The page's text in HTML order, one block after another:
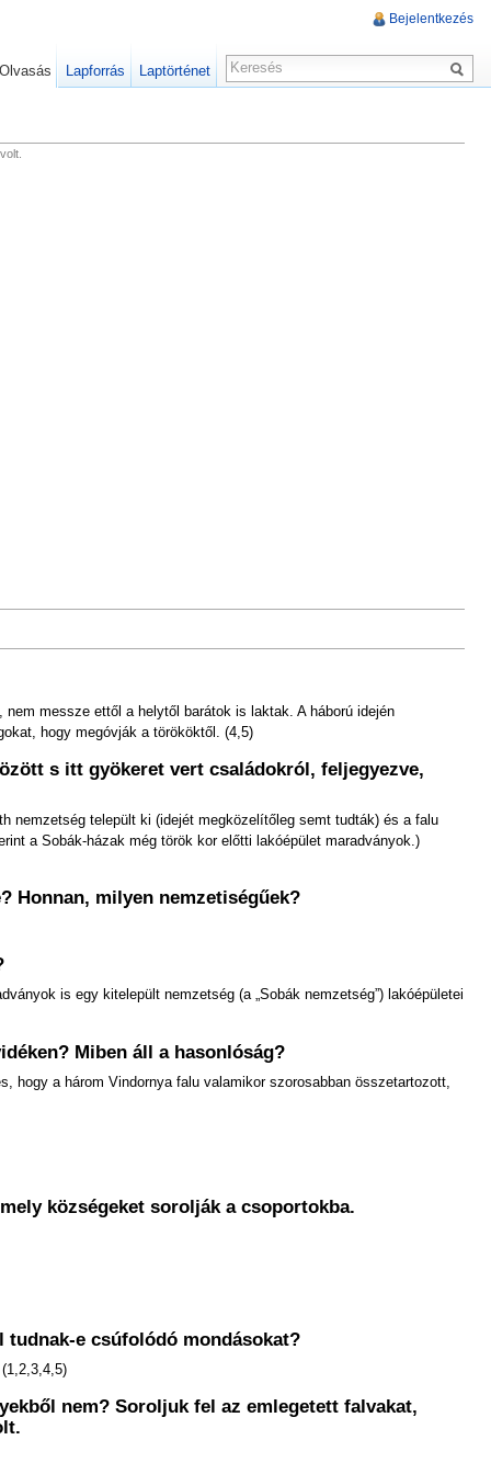
messze ettől a helytől barátok is laktak. A háború idején
hogy megóvják a törököktől. (4,5)
s itt gyökeret vert családokról, feljegyezve,
nemzetség települt ki (idejét megközelítőleg semt tudták) és a falu
a Sobák-házak még török kor előtti lakóépület maradványok.)
Honnan, milyen nemzetiségűek?
is egy kitelepült nemzetség (a „Sobák nemzetség”) lakóépületei
Miben áll a hasonlóság?
hogy a három Vindornya falu valamikor szorosabban összetartozott,
községeket sorolják a csoportokba.
tudnak-e csúfolódó mondásokat?
nem? Soroljuk fel az emlegetett falvakat,
Bejelentkezés
Olvasás Lapforrás Laptörténet